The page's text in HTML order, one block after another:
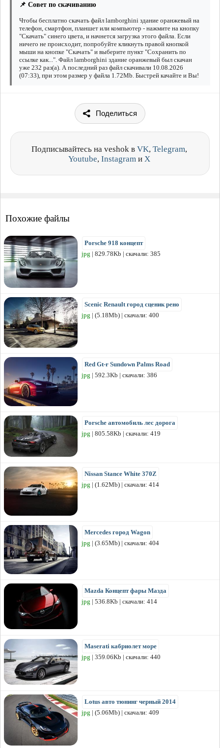
📌 Совет по скачиванию
Чтобы бесплатно скачать файл lamborghini здание оранжевый на
телефон, смартфон, планшет или компьютер - нажмите на кнопку
"Скачать" синего цвета, и начнется загрузка этого файла. Если
ничего не происходит, попробуйте кликнуть правой кнопкой
мыши на кнопке "Скачать" и выберите пункт "Сохранить по
ссылке как...". Файл lamborghini здание оранжевый был скачан
уже 232 раз(а). А последний раз файл скачивали 10.08.2026
(07:33), при этом размер у файла 1.72Mb. Быстрей качайте и Вы!
Поделиться
Подписывайтесь на veshok в VK, Telegram,
Youtube, Instagram и X
Похожие файлы
Porsche 918 концепт
jpg | 829.78Kb | скачали: 385
Scenic Renault город сценик рено
jpg | (5.18Mb) | скачали: 400
Red Gt-r Sundown Palms Road
jpg | 592.3Kb | скачали: 386
Porsche автомобиль лес дорога
jpg | 805.58Kb | скачали: 419
Nissan Stance White 370Z
jpg | (1.62Mb) | скачали: 414
Mercedes город Wagon
jpg | (3.65Mb) | скачали: 404
Mazda Концепт фары Мазда
jpg | 536.8Kb | скачали: 414
Maserati кабриолет море
jpg | 359.06Kb | скачали: 440
Lotus авто тюнинг черный 2014
jpg | (5.06Mb) | скачали: 409